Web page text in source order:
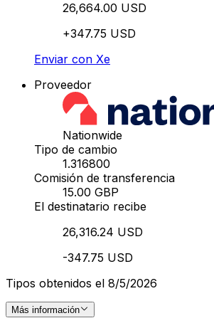
26,664.00 USD
+347.75 USD
Enviar con Xe
Proveedor
Nationwide
Tipo de cambio
1.316800
Comisión de transferencia
15.00 GBP
El destinatario recibe
26,316.24 USD
-347.75 USD
Tipos obtenidos el 8/5/2026
Más información